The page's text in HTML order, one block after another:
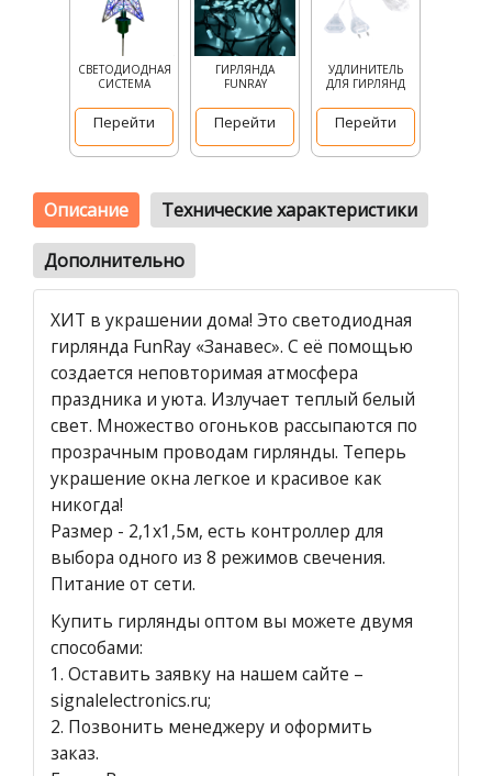
СВЕТОДИОДНАЯ
СИСТЕМА
Перейти
ГИРЛЯНДА
FUNRAY
Перейти
УДЛИНИТЕЛЬ
ДЛЯ ГИРЛЯНД
Перейти
Описание Технические характеристики
Дополнительно
ХИТ в украшении дома! Это светодиодная
гирлянда FunRay «Занавес». С её помощью
создается неповторимая атмосфера
праздника и уюта. Излучает теплый белый
свет. Множество огоньков рассыпаются по
прозрачным проводам гирлянды. Теперь
украшение окна легкое и красивое как
никогда!
Размер - 2,1х1,5м, есть контроллер для
выбора одного из 8 режимов свечения.
Питание от сети.
Купить гирлянды оптом вы можете двумя
способами:
1. Оставить заявку на нашем сайте –
signalelectronics.ru;
2. Позвонить менеджеру и оформить
заказ.